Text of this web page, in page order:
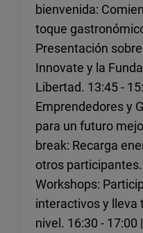
bienvenida:
toque
Presentación
Innovate y la
Libertad. 13:45 -
Emprendedores y
para un futuro
break: Recarga
otros
Workshops:
interactivos y lleva
nivel. 16:30 - 17:00